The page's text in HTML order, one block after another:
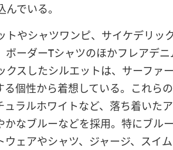
でいる。
トやシャツワンピ、サイケデリッ
ーダーTシャツのほかフレアデニ
クスしたシルエットは、サーファ
個性から着想している。これら
ュラルホワイトなど、落ち着いた
なブルーなどを採用。特にブル
ェアやシャツ、ジャージ、スイ